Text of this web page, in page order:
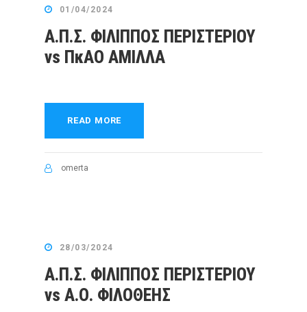
01/04/2024
Α.Π.Σ. ΦΙΛΙΠΠΟΣ ΠΕΡΙΣΤΕΡΙΟΥ
vs ΠκΑΟ ΑΜΙΛΛΑ
READ MORE
omerta
28/03/2024
Α.Π.Σ. ΦΙΛΙΠΠΟΣ ΠΕΡΙΣΤΕΡΙΟΥ
vs Α.Ο. ΦΙΛΟΘΕΗΣ